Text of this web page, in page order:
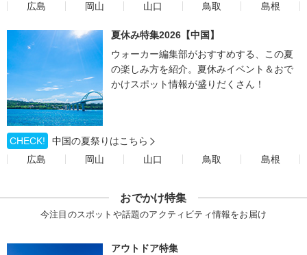
広島
岡山 山口 鳥取 島根
夏休み特集2026【中国】
ウォーカー編集部がおすすめする、この夏
の楽しみ方を紹介。夏休みイベント＆おで
かけスポット情報が盛りだくさん！
CHECK!
中国の夏祭りはこちら
広島
岡山 山口 鳥取 島根
おでかけ特集
今注目のスポットや話題のアクティビティ情報をお届け
アウトドア特集